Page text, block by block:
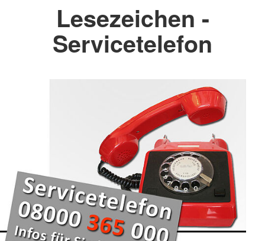
Lesezeichen -
Servicetelefon